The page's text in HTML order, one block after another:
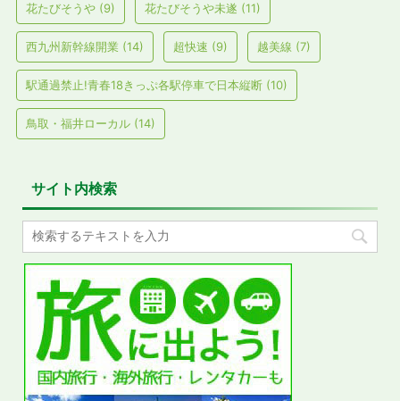
花たびそうや (9) 花たびそうや未遂 (11)
西九州新幹線開業 (14) 超快速 (9) 越美線 (7)
駅通過禁止!青春18きっぷ各駅停車で日本縦断 (10)
鳥取・福井ローカル (14)
サイト内検索